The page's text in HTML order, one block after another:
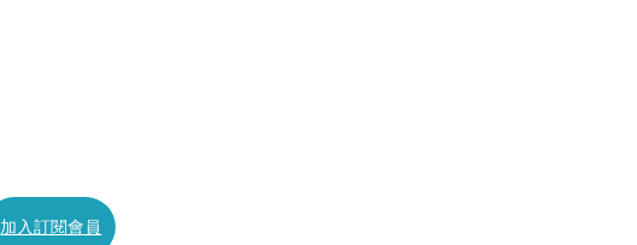
加入訂閱會員